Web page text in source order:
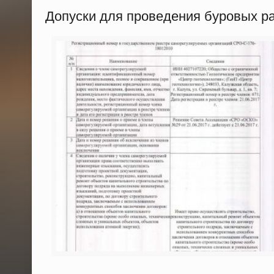
Допуски для проведения буровых